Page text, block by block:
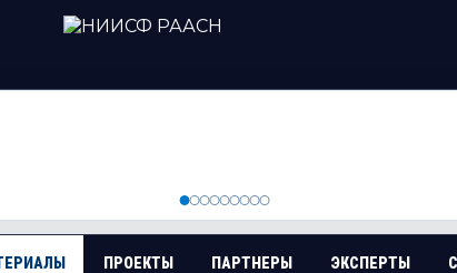
ПРОЕКТЫ ПАРТНЕРЫ ЭКСПЕРТЫ